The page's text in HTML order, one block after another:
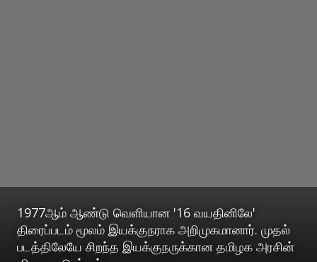
1977ஆம் ஆண்டு வெளியான '16 வயதினிலே'
திரைப்படம் மூலம் இயக்குநராக அறிமுகமானார். முதல்
படத்திலேயே சிறந்த இயக்குநருக்கான தமிழக அரசின்